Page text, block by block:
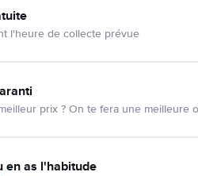
l'heure de collecte prévue
prix ? On te fera une meilleure
en as l'habitude